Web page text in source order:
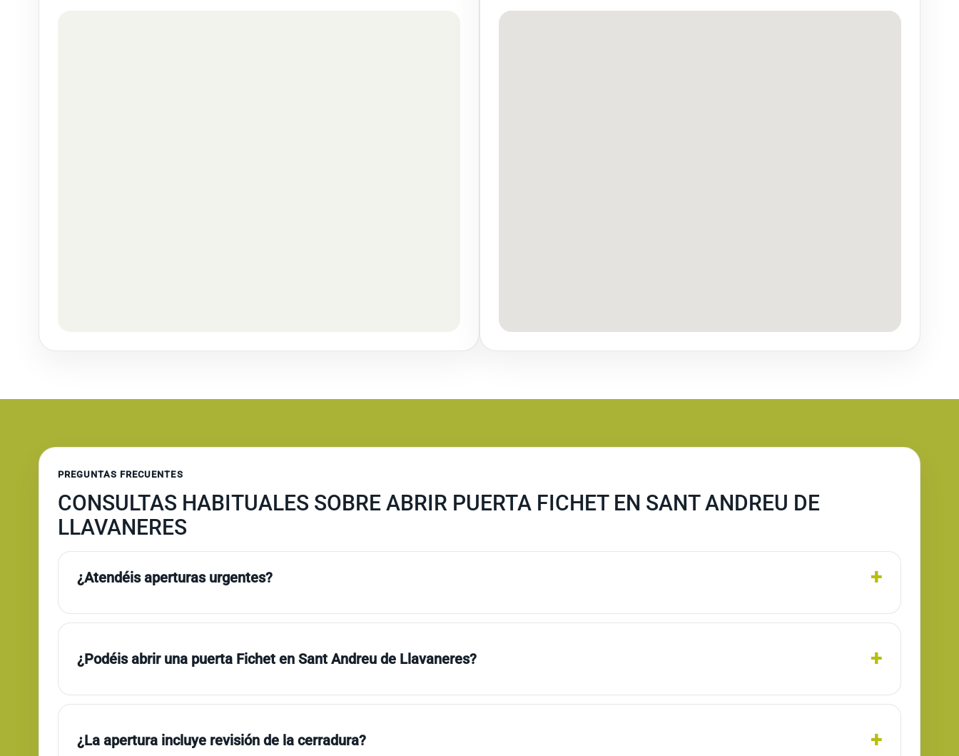
PREGUNTAS FRECUENTES
CONSULTAS HABITUALES SOBRE ABRIR PUERTA FICHET EN SANT ANDREU DE
LLAVANERES
¿Atendéis aperturas urgentes?
¿Podéis abrir una puerta Fichet en Sant Andreu de Llavaneres?
¿La apertura incluye revisión de la cerradura?